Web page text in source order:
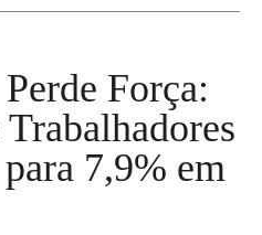
Força:
7,9% em